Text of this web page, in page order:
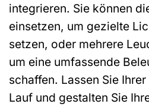
integrieren. Sie können
einsetzen, um gezielte
setzen, oder mehrere
um eine umfassende
schaffen. Lassen Sie
Lauf und gestalten Sie